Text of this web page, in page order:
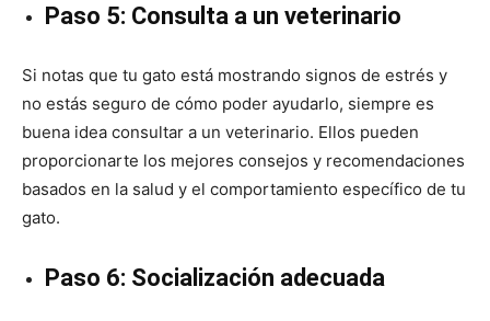
Paso 5: Consulta a un veterinario
Si notas que tu gato está mostrando signos de estrés y
no estás seguro de cómo poder ayudarlo, siempre es
buena idea consultar a un veterinario. Ellos pueden
proporcionarte los mejores consejos y recomendaciones
basados en la salud y el comportamiento específico de tu
gato.
Paso 6: Socialización adecuada